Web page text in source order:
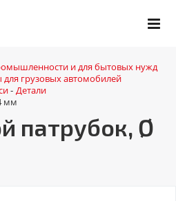
и для бытовых нужд
грузовых автомобилей
- Детали
мм
патрубок, Ø